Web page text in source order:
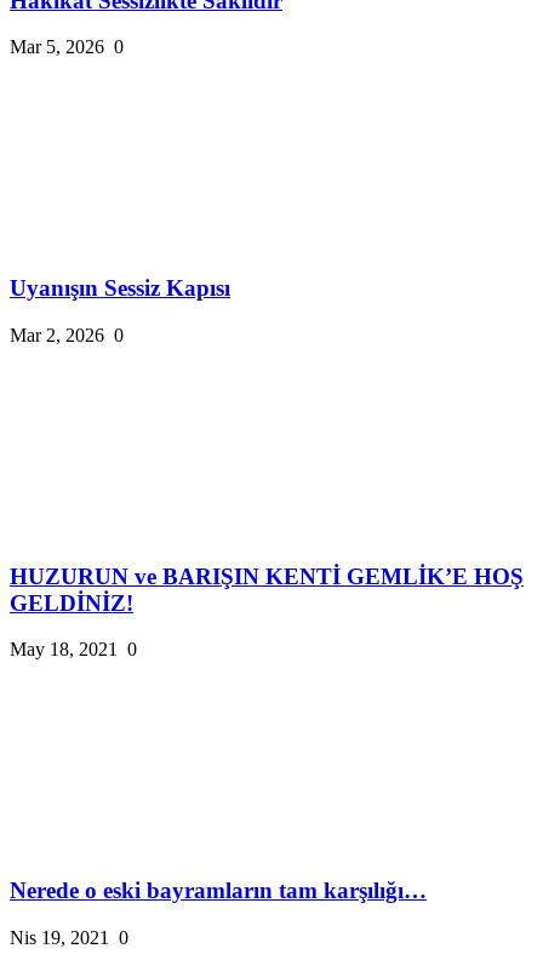
Mar 5, 2026 0
Uyanışın Sessiz Kapısı
Mar 2, 2026 0
HUZURUN ve BARIŞIN KENTİ GEMLİK’E HOŞ
GELDİNİZ!
May 18, 2021 0
Nerede o eski bayramların tam karşılığı…
Nis 19, 2021 0